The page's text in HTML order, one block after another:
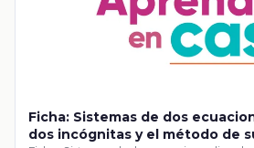
Ficha: Sistemas de dos
dos incógnitas y el método de